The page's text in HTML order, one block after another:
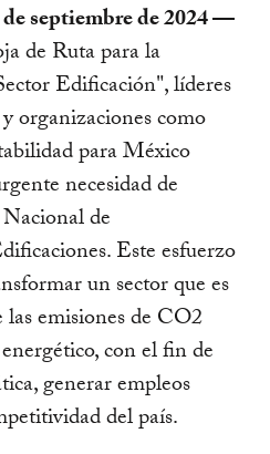
septiembre de 2024 —
de Ruta para la
Edificación", líderes
organizaciones como
para México
necesidad de
de
Este esfuerzo
un sector que es
las emisiones de CO2
con el fin de
generar empleos
del país.